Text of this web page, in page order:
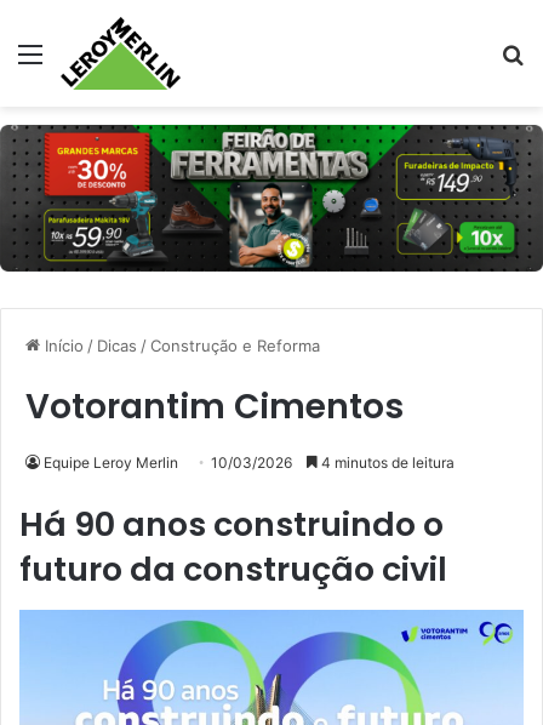
Menu
Início / Dicas /Construção e Reforma
Votorantim Cimentos
Equipe Leroy Merlin 10/03/2026 4 minutos de leitura
Há 90 anos construindo o
futuro da construção civil